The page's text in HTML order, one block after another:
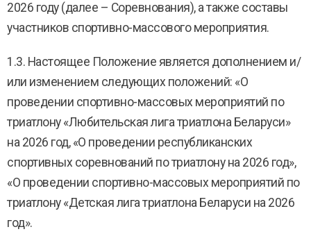
2026 году (далее – Соревнования), а также составы
участников спортивно-массового мероприятия.
1.3. Настоящее Положение является дополнением и/
или изменением следующих положений: «О
проведении спортивно-массовых мероприятий по
триатлону «Любительская лига триатлона Беларуси»
на 2026 год, «О проведении республиканских
спортивных соревнований по триатлону на 2026 год»,
«О проведении спортивно-массовых мероприятий по
триатлону «Детская лига триатлона Беларуси на 2026
год».